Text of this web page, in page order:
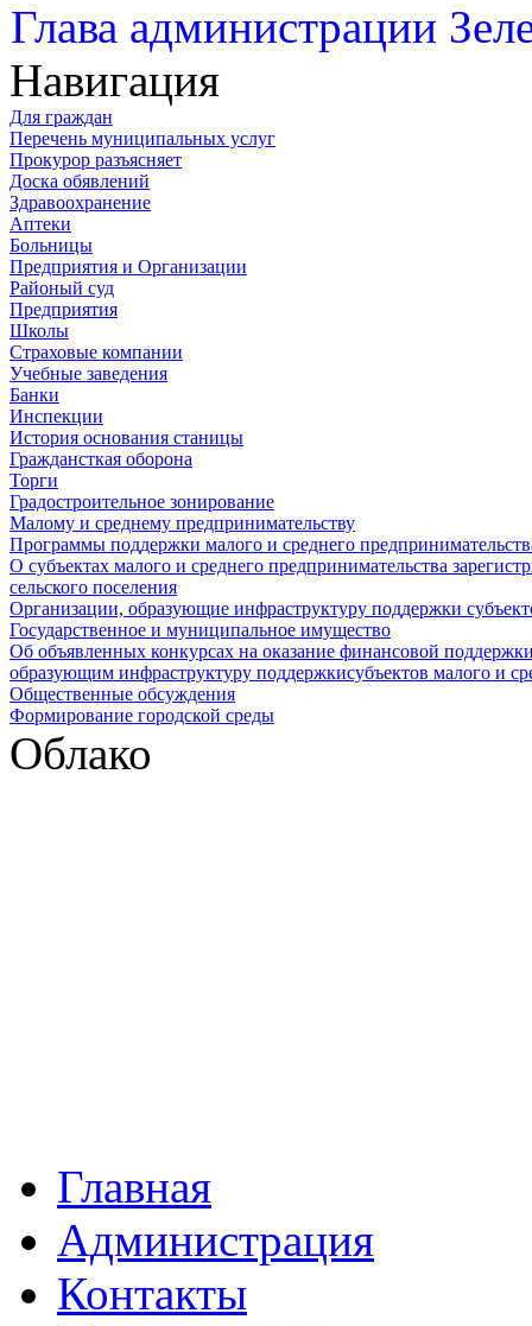
Глава администрации
Навигация
Для граждан
Перечень муниципальных услуг
Прокурор разъясняет
Доска обявлений
Здравоохранение
Аптеки
Больницы
Предприятия и Организации
Районый суд
Предприятия
Школы
Страховые компании
Учебные заведения
Банки
Инспекции
История основания станицы
Граждансткая оборона
Торги
Градостроительное зонирование
Малому и среднему предпринимательству
Программы поддержки малого и среднего
О субъектах малого и среднего предпринимательства
сельского поселения
Организации, образующие инфраструктуру поддержки
Государственное и муниципальное имущество
Об объявленных конкурсах на оказание финансовой
образующим инфраструктуру поддержкисубъектов малого и
Общественные обсуждения
Формирование городской среды
Облако
Главная
Администрация
Контакты